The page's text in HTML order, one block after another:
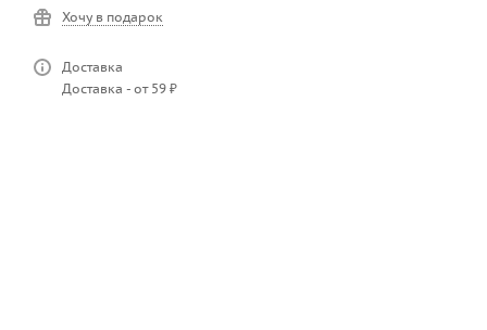
Хочу в подарок
Доставка
Доставка - от 59 ₽